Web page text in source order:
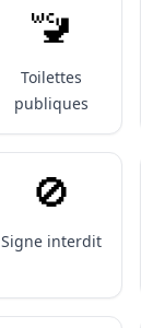
🚾
Toilettes
publiques
🚫
Signe interdit